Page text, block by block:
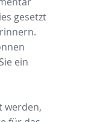
gesetzt
ein
werden,